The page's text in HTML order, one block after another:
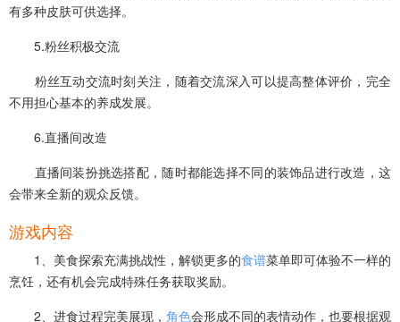
有多种皮肤可供选择。
5.粉丝积极交流
粉丝互动交流时刻关注，随着交流深入可以提高整体评价，完全
不用担心基本的养成发展。
6.直播间改造
直播间装扮挑选搭配，随时都能选择不同的装饰品进行改造，这
会带来全新的观众反馈。
游戏内容
1、美食探索充满挑战性，解锁更多的食谱菜单即可体验不一样的
烹饪，还有机会完成特殊任务获取奖励。
2、进食过程完美展现， 角色会形成不同的表情动作，也要根据观